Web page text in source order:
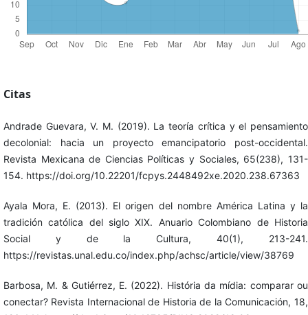
Citas
Andrade Guevara, V. M. (2019). La teoría crítica y el pensamiento
decolonial: hacia un proyecto emancipatorio post-occidental.
Revista Mexicana de Ciencias Políticas y Sociales, 65(238), 131-
154. https://doi.org/10.22201/fcpys.2448492xe.2020.238.67363
Ayala Mora, E. (2013). El origen del nombre América Latina y la
tradición católica del siglo XIX. Anuario Colombiano de Historia
Social y de la Cultura, 40(1), 213-241.
https://revistas.unal.edu.co/index.php/achsc/article/view/38769
Barbosa, M. & Gutiérrez, E. (2022). História da mídia: comparar ou
conectar? Revista Internacional de Historia de la Comunicación, 18,